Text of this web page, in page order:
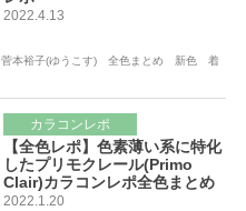
2022.4.13
本裕子(ゆうこす) 全色まとめ 新色 着
カラコンレポ
【全色レポ】色素薄い系に特化
したプリモクレール(Primo
Clair)カラコンレポ全色まとめ
2022.1.20